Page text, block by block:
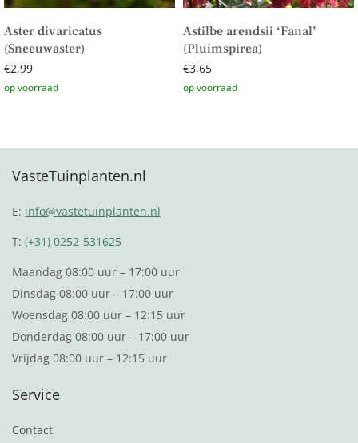
Aster divaricatus
(Sneeuwaster)
€2,99
Astilbe arendsii ‘Fanal’
(Pluimspirea)
€3,65
VasteTuinplanten.nl
E: info@vastetuinplanten.nl
T:(+31) 0252-531625
Maandag 08:00 uur – 17:00 uur
Dinsdag 08:00 uur – 17:00 uur
Woensdag 08:00 uur – 12:15 uur
Donderdag 08:00 uur – 17:00 uur
Vrijdag 08:00 uur – 12:15 uur
Service
Contact